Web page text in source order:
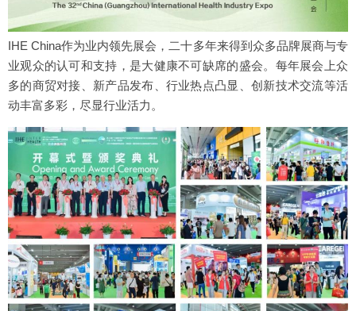
IHE China作为业内领先展会，二十多年来得到众多品牌展商与专
业观众的认可和支持，是大健康不可缺席的盛会。每年展会上众
多的商贸对接、新产品发布、行业热点凸显、创新技术交流等活
动丰富多彩，尽显行业活力。